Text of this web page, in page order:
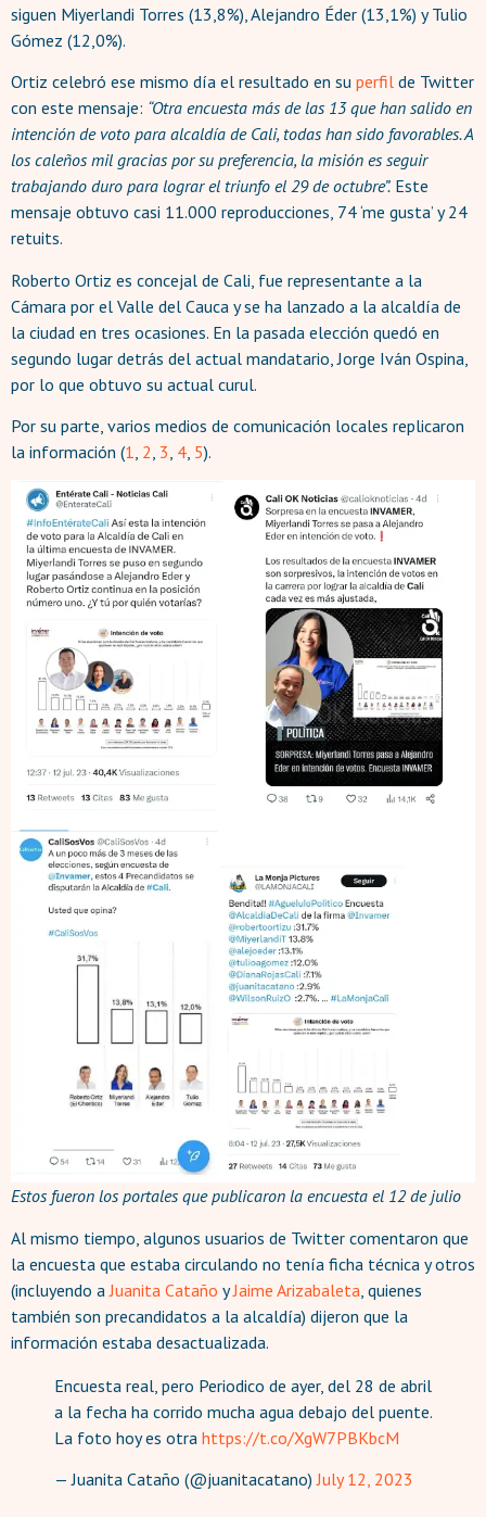
siguen Miyerlandi Torres (13,8%), Alejandro Éder (13,1%) y Tulio
Gómez (12,0%).
Ortiz celebró ese mismo día el resultado en su perfil de Twitter
con este mensaje: “Otra encuesta más de las 13 que han salido en
intención de voto para alcaldía de Cali, todas han sido favorables. A
los caleños mil gracias por su preferencia, la misión es seguir
trabajando duro para lograr el triunfo el 29 de octubre”. Este
mensaje obtuvo casi 11.000 reproducciones, 74 ‘me gusta’ y 24
retuits.
Roberto Ortiz es concejal de Cali, fue representante a la
Cámara por el Valle del Cauca y se ha lanzado a la alcaldía de
la ciudad en tres ocasiones. En la pasada elección quedó en
segundo lugar detrás del actual mandatario, Jorge Iván Ospina,
por lo que obtuvo su actual curul.
Por su parte, varios medios de comunicación locales replicaron
la información (1 2 3 4 5).
Estos fueron los portales que publicaron la encuesta el 12 de julio
Al mismo tiempo, algunos usuarios de Twitter comentaron que
la encuesta que estaba circulando no tenía ficha técnica y otros
(incluyendo aJuanita Cataño yJaime Arizabaleta , quienes
también son precandidatos a la alcaldía) dijeron que la
información estaba desactualizada.
Encuesta real, pero Periodico de ayer, del 28 de abril
a la fecha ha corrido mucha agua debajo del puente.
La foto hoy es otra https://t.co/XgW7PBKbcM
— Juanita Cataño (@juanitacatano)July 12, 2023